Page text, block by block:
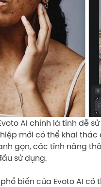
AI chính là tính dễ
mới có thể khai
gọn, các tính năng
sử dụng.
biến của Evoto AI có